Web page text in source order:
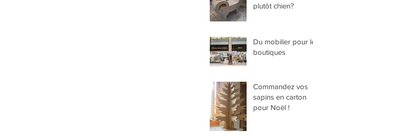
plutôt chien?
Du mobilier pour les
boutiques
Commandez vos
sapins en carton
pour Noël !